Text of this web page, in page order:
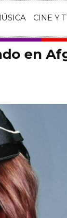
CINE Y
en